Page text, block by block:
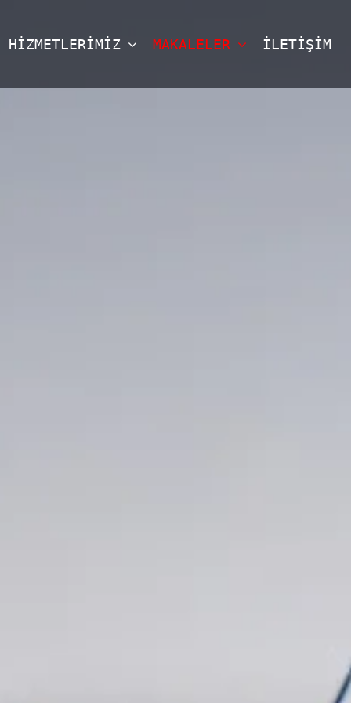
HİZMETLERİMİZ MAKALELER İLETİŞİM